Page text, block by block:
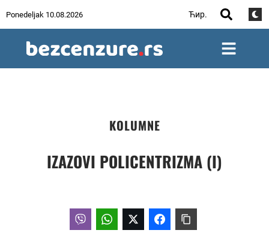
Ponedeljak 10.08.2026 Ћир.
KOLUMNE
IZAZOVI POLICENTRIZMA (I)